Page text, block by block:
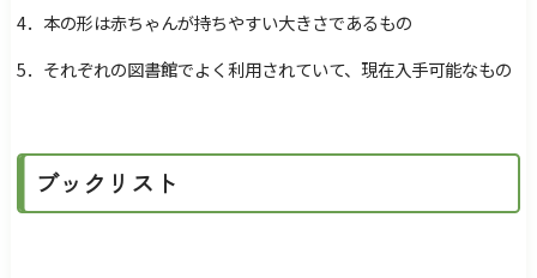
4．本の形は赤ちゃんが持ちやすい大きさであるもの
5．それぞれの図書館でよく利用されていて、現在入手可能なもの
ブックリスト